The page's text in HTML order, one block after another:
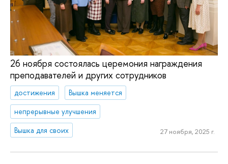
26 ноября состоялась церемония награждения
преподавателей и других сотрудников
достижения
Вышка меняется
непрерывные улучшения
Вышка для своих
27 ноября, 2025 г.